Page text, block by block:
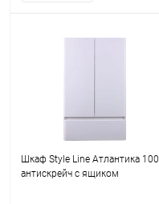
Шкаф Style Line Атлантика 100
антискрейч с ящиком